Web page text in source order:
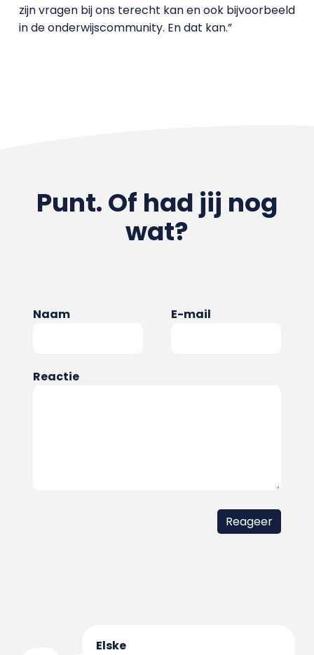
zijn vragen bij ons terecht kan en ook bijvoorbeeld
in de onderwijscommunity. En dat kan.”
Punt. Of had jij nog
wat?
Naam E-mail
Reactie
Elske